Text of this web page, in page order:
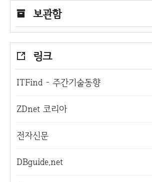
보관함
링크
ITFind - 주간기술동향
ZDnet 코리아
전자신문
DBguide.net